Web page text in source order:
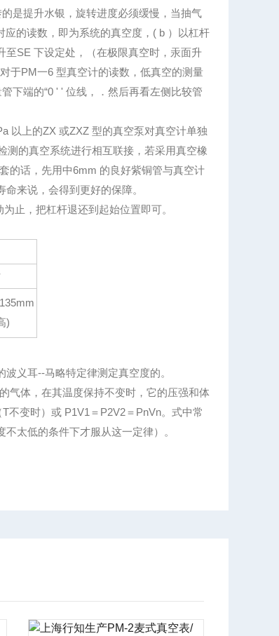
是提升水银，旋转进度必须缓慢，当抽气
的读数，即为系统的真空度，( b ）以杠杆
SE 下设定处，（在极限真空时，汞面升
于PM一6 型真空计的读数，低真空的测量
下端的“0 ' ' 位线，．然后再看左侧比较管
以上的ZX 或ZXZ 型的真空泵对真空计单独
测的真空系统进行相互联接，若采用真空橡
的话，先用中6mm 的良好紫铜管与真空计
来说，会得到更好的保障。
止，把杠杆退还到起始位置即可。
)
义耳--马略特定律测定真空度的。
气体，在其温度保持不变时，它的压强和体
不变时）或 P1V1＝P2V2＝PnVn。式中常
太低的条件下才服从这一定律）。